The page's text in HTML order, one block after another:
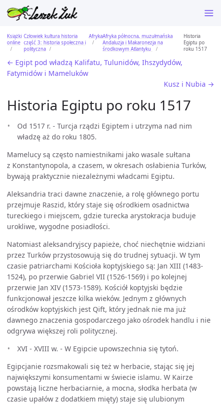
Książki
online
Człowiek kultura historia
część 3: historia społeczna i
polityczna
AfrykaAfryka północna, muzułmańska
Andaluzja i Makaronezja na
środkowym Atlantyku
Historia
Egiptu po
roku 1517
← Egipt pod władzą Kalifatu, Tulunidów, Ihszydydów,
Fatymidów i Mameluków
Kusz i Nubia →
Historia Egiptu po roku 1517
Od 1517 r. - Turcja rządzi Egiptem i utrzyma nad nim
władzę aż do roku 1805.
Mamelucy są często namiestnikami jako wasale sułtana
z Konstantynopola, a czasem, w okresach osłabienia Turków,
bywają praktycznie niezależnymi władcami Egiptu.
Aleksandria traci dawne znaczenie, a rolę głównego portu
przejmuje Raszid, który staje się ośrodkiem osadnictwa
tureckiego i miejscem, gdzie turecka arystokracja buduje
urokliwe, wygodne posiadłości.
Natomiast aleksandryjscy papieże, choć niechętnie widziani
przez Turków przystosowują się do trudnej sytuacji. W tym
czasie patriarchami Kościoła koptyjskiego są: Jan XIII (1483-
1524), po przerwie Gabriel VII (1526-1569) i po kolejnej
przerwie Jan XIV (1573-1589). Kościół koptyjski będzie
funkcjonował jeszcze kilka wieków. Jednym z głównych
ośrodków koptyjskich jest Qift, który jednak nie ma już
dawnego znaczenia gospodarczego jako ośrodek handlu i nie
odgrywa większej roli politycznej.
XVI - XVIII w. - W Egipcie upowszechnia się tytoń.
Egipcjanie rozsmakowali się też w herbacie, stając się jej
największymi konsumentami w świecie islamu. W Kairze
powstają liczne herbaciarnie, a mocna, słodka herbata (w
czasie upałów z dodatkiem mięty) staje się ulubionym